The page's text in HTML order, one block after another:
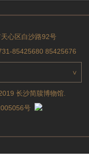
心区白沙路92号
85425680 85425676
>
长沙简牍博物馆.
号